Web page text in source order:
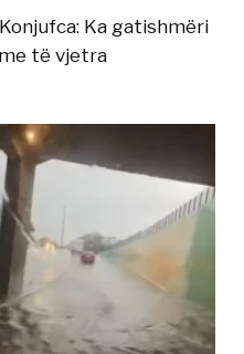
Ka gatishmëri
të vjetra